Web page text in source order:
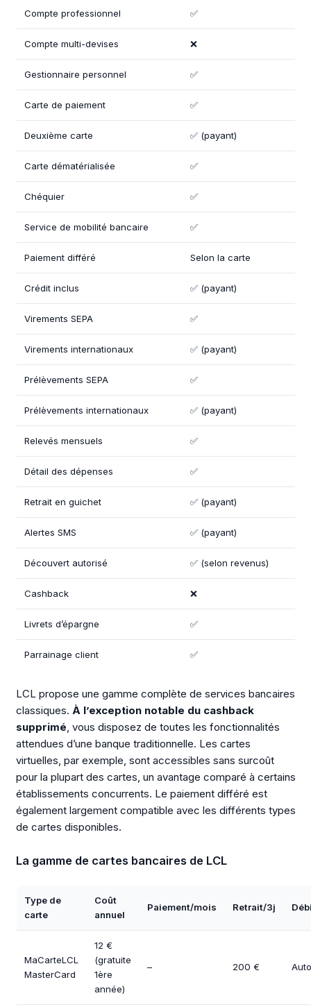
Compte professionnel ✅
Compte multi-devises ❌
Gestionnaire personnel ✅
Carte de paiement ✅
Deuxième carte ✅ (payant)
Carte dématérialisée ✅
Chéquier ✅
Service de mobilité bancaire ✅
Paiement différé Selon la carte
Crédit inclus ✅ (payant)
Virements SEPA ✅
Virements internationaux ✅ (payant)
Prélèvements SEPA ✅
Prélèvements internationaux ✅ (payant)
Relevés mensuels ✅
Détail des dépenses ✅
Retrait en guichet ✅ (payant)
Alertes SMS ✅ (payant)
Découvert autorisé ✅ (selon revenus)
Cashback ❌
Livrets d’épargne ✅
Parrainage client ✅
LCL propose une gamme complète de services bancaires
classiques. À l’exception notable du cashback
supprimé, vous disposez de toutes les fonctionnalités
attendues d’une banque traditionnelle. Les cartes
virtuelles, par exemple, sont accessibles sans surcoût
pour la plupart des cartes, un avantage comparé à certains
établissements concurrents. Le paiement différé est
également largement compatible avec les différents types
de cartes disponibles.
La gamme de cartes bancaires de LCL
Type de
carte
Coût
annuel
Paiement/mois Retrait/3j
MaCarteLCL
MasterCard
12 €
(gratuite
1ère
année)
– 200 €